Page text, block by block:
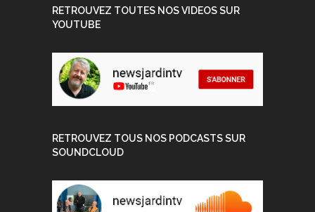
RETROUVEZ TOUTES NOS VIDEOS SUR
YOUTUBE
RETROUVEZ TOUS NOS PODCASTS SUR
SOUNDCLOUD